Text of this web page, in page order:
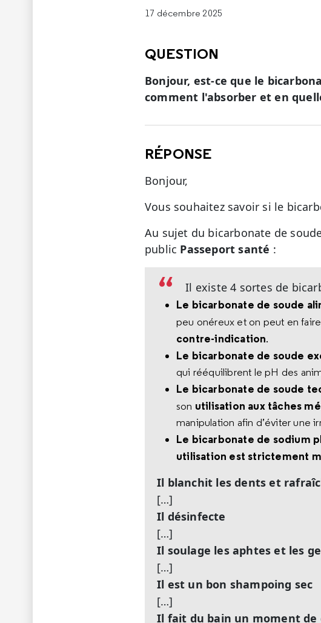
17 décembre 2025
QUESTION
Bonjour, est-ce que le
comment l'absorber et en
RÉPONSE
Bonjour,
Vous souhaitez savoir si le
Au sujet du bicarbonate de
public Passeport santé :
Il existe 4 sortes de
Le bicarbonate de soude
peu onéreux et on peut en
contre-indication.
Le bicarbonate de soude
qui rééquilibrent le pH des
Le bicarbonate de soude
son utilisation aux tâches
manipulation afin d’éviter une
Le bicarbonate de sodium
utilisation est strictement
Il blanchit les dents et
[…]
Il désinfecte
[…]
Il soulage les aphtes et les
[…]
Il est un bon shampoing sec
[…]
Il fait du bain un moment de